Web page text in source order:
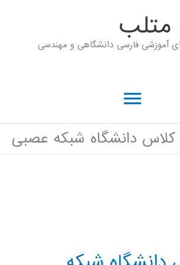
متلب
آموزشی فارسی دانشگاهی و مهندسی
فهرست
اصلی
کلاس دانشگاه شبکه عصبی